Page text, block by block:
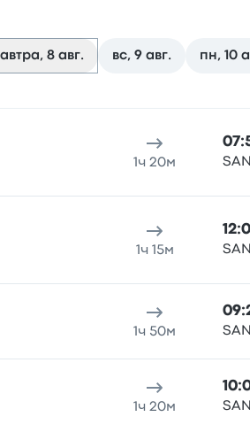
8 авг. вс, 9 авг. пн, 10
1ч 20м
1ч 15м
1ч 50м
1ч 20м